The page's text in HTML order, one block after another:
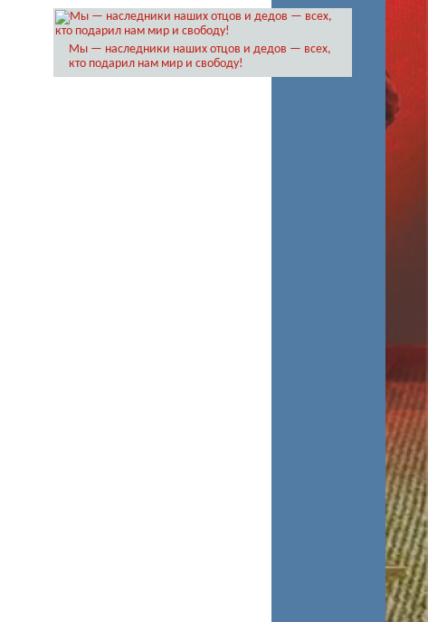
Мы — наследники наших отцов и дедов — всех,
кто подарил нам мир и свободу!